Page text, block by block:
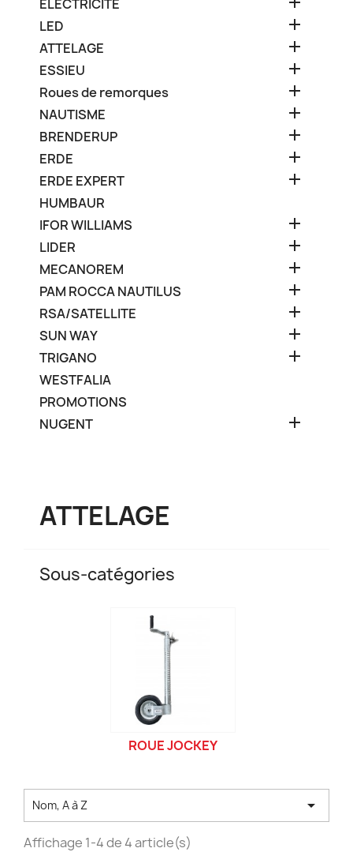
ELECTRICITE
LED 
ATTELAGE 
ESSIEU 
Roues de remorques 
NAUTISME 
BRENDERUP 
ERDE 
ERDE EXPERT 
HUMBAUR
IFOR WILLIAMS

LIDER 
MECANOREM 
PAM ROCCA NAUTILUS 
RSA/SATELLITE 
SUN WAY 
TRIGANO 
WESTFALIA
PROMOTIONS
NUGENT

ATTELAGE
Sous-catégories
ROUE JOCKEY
Nom, A à Z 
Affichage 1-4 de 4 article(s)